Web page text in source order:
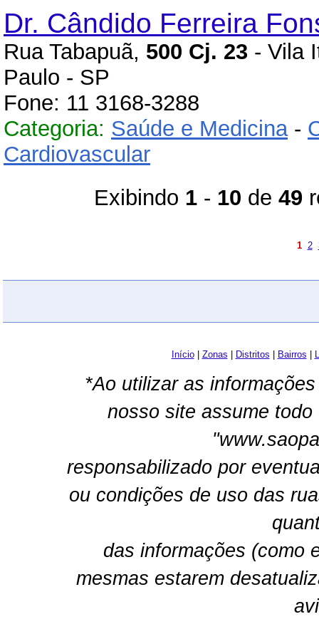
Dr. Cândido Ferreira
Rua Tabapuã, 500 Cj. 23 - Vila
Paulo - SP
Fone: 11 3168-3288
Categoria: Saúde e Medicina-
Cardiovascular
Exibindo 1 - 10 de 49
1 2
Início| Zonas Distritos Bairros
*Ao utilizar as
nosso site assume
responsabilizado por
ou condições de uso das
das informações (como
mesmas estarem